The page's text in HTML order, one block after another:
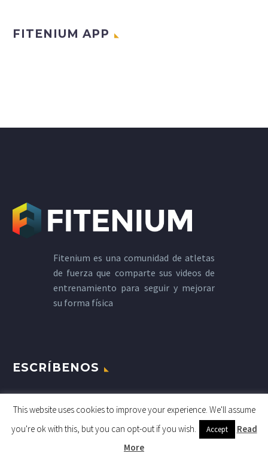
FITENIUM APP
Fitenium es una comunidad de atletas
de fuerza que comparte sus videos de
entrenamiento para seguir y mejorar
su forma física
ESCRÍBENOS
This website uses cookies to improve your experience. We'll assume
you're ok with this, but you can opt-out if you wish.
Accept
Read
More